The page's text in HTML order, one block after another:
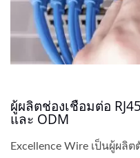
ผู้ผลิตช่องเชื่อมต่อ
และ ODM
Excellence Wire เป็นผู้ผลิ